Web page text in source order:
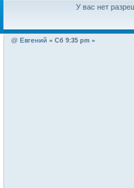
У вас нет
@ Евгений « Сб 9:35 pm »